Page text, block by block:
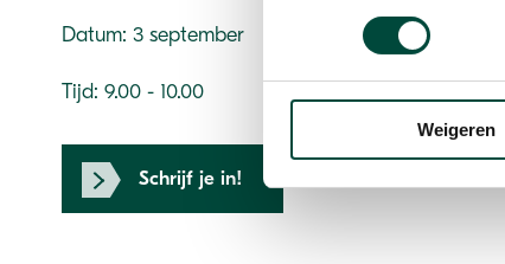
Weigeren
Datum: 3 september
Tijd: 9.00 - 10.00
Schrijf je in!